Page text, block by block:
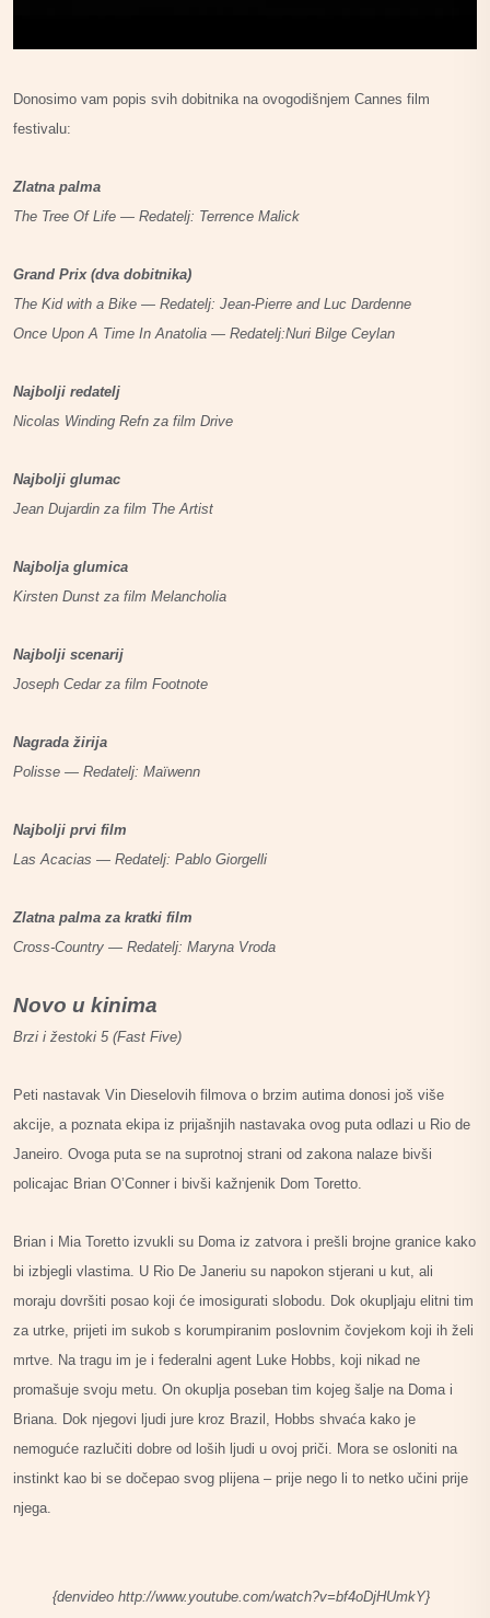
Donosimo vam popis svih dobitnika na ovogodišnjem Cannes film
festivalu:
Zlatna palma
The Tree Of Life — Redatelj: Terrence Malick
Grand Prix (dva dobitnika)
The Kid with a Bike — Redatelj: Jean-Pierre and Luc Dardenne
Once Upon A Time In Anatolia — Redatelj:Nuri Bilge Ceylan
Najbolji redatelj
Nicolas Winding Refn za film Drive
Najbolji glumac
Jean Dujardin za film The Artist
Najbolja glumica
Kirsten Dunst za film Melancholia
Najbolji scenarij
Joseph Cedar za film Footnote
Nagrada žirija
Polisse — Redatelj: Maïwenn
Najbolji prvi film
Las Acacias — Redatelj: Pablo Giorgelli
Zlatna palma za kratki film
Cross-Country — Redatelj: Maryna Vroda
Novo u kinima
Brzi i žestoki 5 (Fast Five)
Peti nastavak Vin Dieselovih filmova o brzim autima donosi još više
akcije, a poznata ekipa iz prijašnjih nastavaka ovog puta odlazi u Rio de
Janeiro. Ovoga puta se na suprotnoj strani od zakona nalaze bivši
policajac Brian O’Conner i bivši kažnjenik Dom Toretto.
Brian i Mia Toretto izvukli su Doma iz zatvora i prešli brojne granice kako
bi izbjegli vlastima. U Rio De Janeriu su napokon stjerani u kut, ali
moraju dovršiti posao koji će imosigurati slobodu. Dok okupljaju elitni tim
za utrke, prijeti im sukob s korumpiranim poslovnim čovjekom koji ih želi
mrtve. Na tragu im je i federalni agent Luke Hobbs, koji nikad ne
promašuje svoju metu. On okuplja poseban tim kojeg šalje na Doma i
Briana. Dok njegovi ljudi jure kroz Brazil, Hobbs shvaća kako je
nemoguće razlučiti dobre od loših ljudi u ovoj priči. Mora se osloniti na
instinkt kao bi se dočepao svog plijena – prije nego li to netko učini prije
njega.
{denvideo http://www.youtube.com/watch?v=bf4oDjHUmkY}